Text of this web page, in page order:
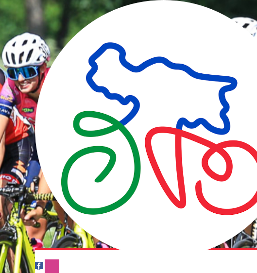
argomenti
delle
notizie:
Campionati
italiani
Dalla società